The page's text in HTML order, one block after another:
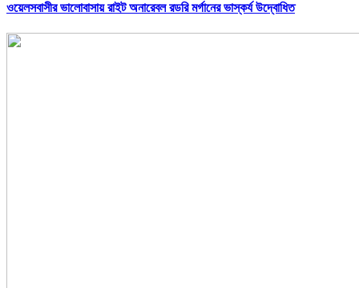
ওয়েলসবাসীর ভালোবাসায় রাইট অনারেবল রডরি মর্গানের ভাস্কর্য উদ্বোধিত